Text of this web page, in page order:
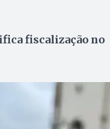
fiscalização no